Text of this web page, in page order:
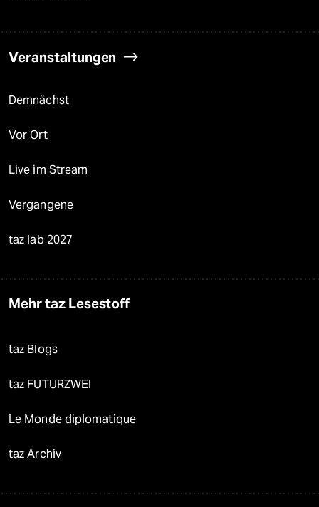
Veranstaltungen
Demnächst
Vor Ort
Live im Stream
Vergangene
taz lab 2027
Mehr taz Lesestoff
taz Blogs
taz FUTURZWEI
Le Monde diplomatique
taz Archiv